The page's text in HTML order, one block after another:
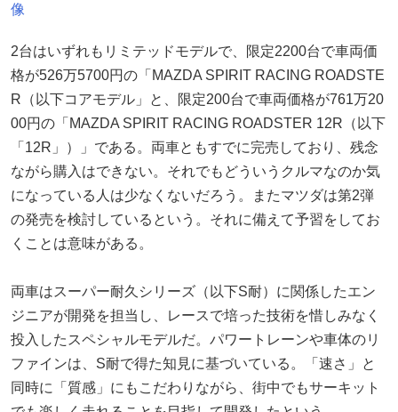
像
2台はいずれもリミテッドモデルで、限定2200台で車両価
格が526万5700円の「MAZDA SPIRIT RACING ROADSTE
R（以下コアモデル」と、限定200台で車両価格が761万20
00円の「MAZDA SPIRIT RACING ROADSTER 12R（以下
「12R」）」である。両車ともすでに完売しており、残念
ながら購入はできない。それでもどういうクルマなのか気
になっている人は少なくないだろう。またマツダは第2弾
の発売を検討しているという。それに備えて予習をしてお
くことは意味がある。
両車はスーパー耐久シリーズ（以下S耐）に関係したエン
ジニアが開発を担当し、レースで培った技術を惜しみなく
投入したスペシャルモデルだ。パワートレーンや車体のリ
ファインは、S耐で得た知見に基づいている。「速さ」と
同時に「質感」にもこだわりながら、街中でもサーキット